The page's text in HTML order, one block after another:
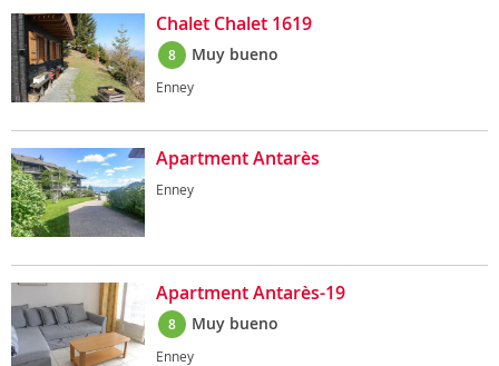
Chalet Chalet 1619
8 Muy bueno
Enney
Apartment Antarès
Enney
Apartment Antarès-19
8 Muy bueno
Enney